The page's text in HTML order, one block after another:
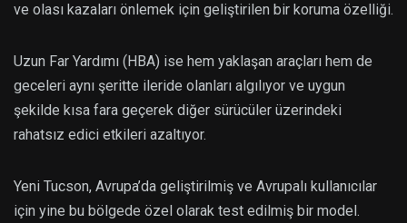
ve olası kazaları önlemek için geliştirilen bir koruma özelliği.
Uzun Far Yardımı (HBA) ise hem yaklaşan araçları hem de
geceleri aynı şeritte ileride olanları algılıyor ve uygun
şekilde kısa fara geçerek diğer sürücüler üzerindeki
rahatsız edici etkileri azaltıyor.
Yeni Tucson, Avrupa’da geliştirilmiş ve Avrupalı kullanıcılar
için yine bu bölgede özel olarak test edilmiş bir model.